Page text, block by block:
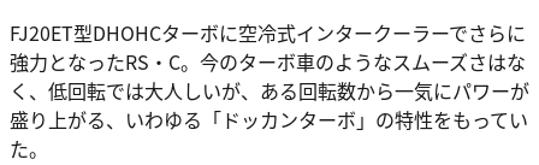
FJ20ET型DHOHCターボに空冷式インタークーラーでさらに
強力となったRS・C。今のターボ車のようなスムーズさはな
く、低回転では大人しいが、ある回転数から一気にパワーが
盛り上がる、いわゆる「ドッカンターボ」の特性をもってい
た。